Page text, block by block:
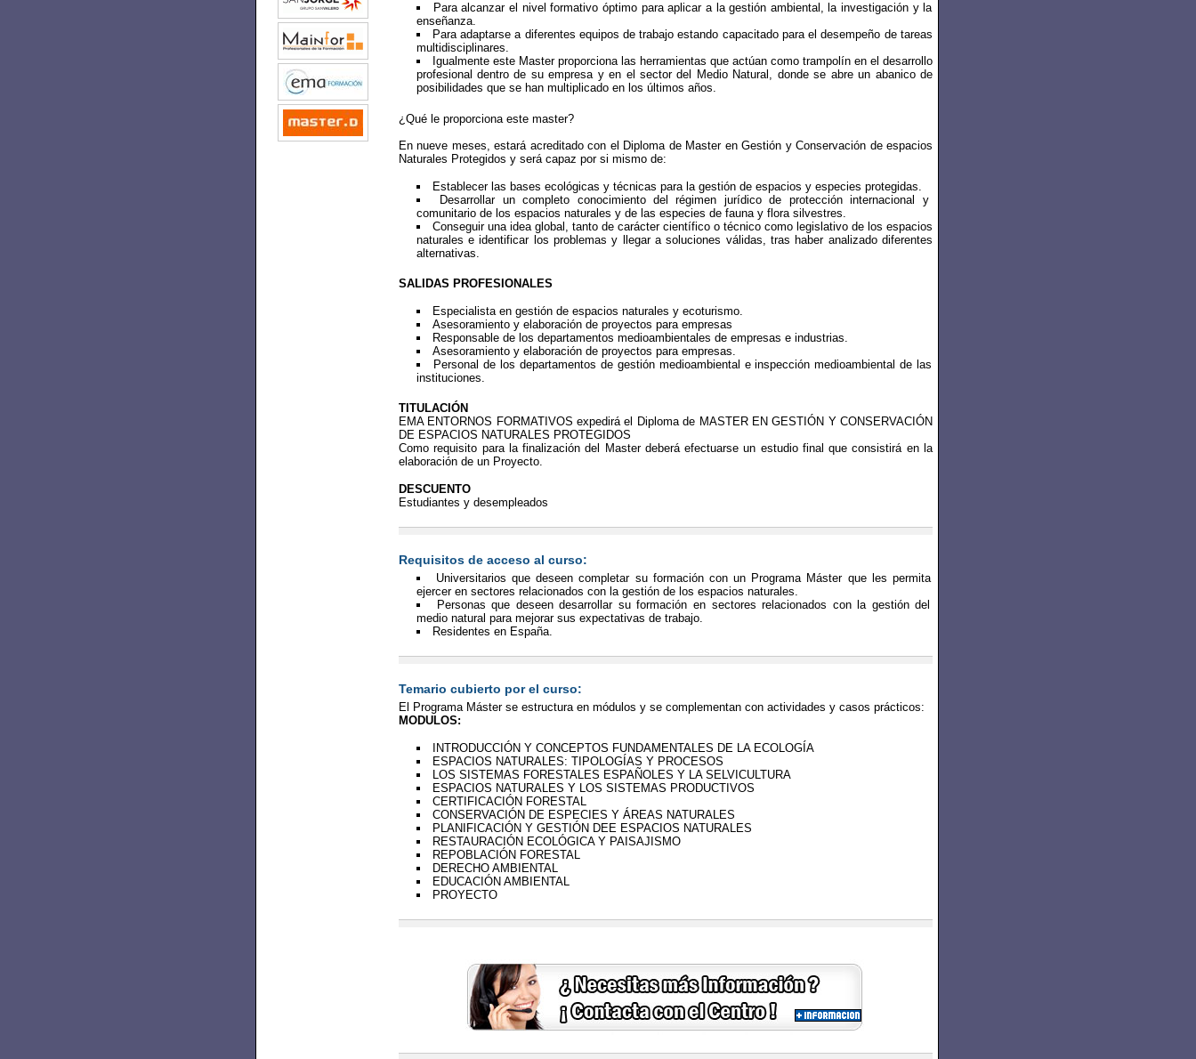
Para alcanzar el nivel formativo óptimo para aplicar a la gestión ambiental, la investigación y la
enseñanza.
Para adaptarse a diferentes equipos de trabajo estando capacitado para el desempeño de tareas
multidisciplinares.
Igualmente este Master proporciona las herramientas que actúan como trampolín en el desarrollo
profesional dentro de su empresa y en el sector del Medio Natural, donde se abre un abanico de
posibilidades que se han multiplicado en los últimos años.
¿Qué le proporciona este master?
En nueve meses, estará acreditado con el Diploma de Master en Gestión y Conservación de espacios
Naturales Protegidos y será capaz por si mismo de:
Establecer las bases ecológicas y técnicas para la gestión de espacios y especies protegidas.
Desarrollar un completo conocimiento del régimen jurídico de protección internacional y
comunitario de los espacios naturales y de las especies de fauna y flora silvestres.
Conseguir una idea global, tanto de carácter científico o técnico como legislativo de los espacios
naturales e identificar los problemas y llegar a soluciones válidas, tras haber analizado diferentes
alternativas.
SALIDAS PROFESIONALES
Especialista en gestión de espacios naturales y ecoturismo.
Asesoramiento y elaboración de proyectos para empresas
Responsable de los departamentos medioambientales de empresas e industrias.
Asesoramiento y elaboración de proyectos para empresas.
Personal de los departamentos de gestión medioambiental e inspección medioambiental de las
instituciones.
TITULACIÓN
EMA ENTORNOS FORMATIVOS expedirá el Diploma de MASTER EN GESTIÓN Y CONSERVACIÓN
DE ESPACIOS NATURALES PROTEGIDOS
Como requisito para la finalización del Master deberá efectuarse un estudio final que consistirá en la
elaboración de un Proyecto.
DESCUENTO
Estudiantes y desempleados
Requisitos de acceso al curso:
Universitarios que deseen completar su formación con un Programa Máster que les permita
ejercer en sectores relacionados con la gestión de los espacios naturales.
Personas que deseen desarrollar su formación en sectores relacionados con la gestión del
medio natural para mejorar sus expectativas de trabajo.
Residentes en España.
Temario cubierto por el curso:
El Programa Máster se estructura en módulos y se complementan con actividades y casos prácticos:
MODULOS:
INTRODUCCIÓN Y CONCEPTOS FUNDAMENTALES DE LA ECOLOGÍA
ESPACIOS NATURALES: TIPOLOGÍAS Y PROCESOS
LOS SISTEMAS FORESTALES ESPAÑOLES Y LA SELVICULTURA
ESPACIOS NATURALES Y LOS SISTEMAS PRODUCTIVOS
CERTIFICACIÓN FORESTAL
CONSERVACIÓN DE ESPECIES Y ÁREAS NATURALES
PLANIFICACIÓN Y GESTIÓN DEE ESPACIOS NATURALES
RESTAURACIÓN ECOLÓGICA Y PAISAJISMO
REPOBLACIÓN FORESTAL
DERECHO AMBIENTAL
EDUCACIÓN AMBIENTAL
PROYECTO